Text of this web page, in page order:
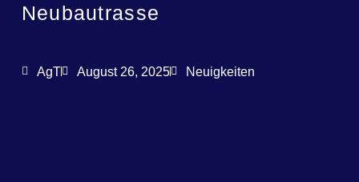
Neubautrasse
AgT August 26, 2025 Neuigkeiten